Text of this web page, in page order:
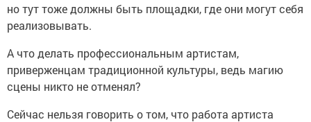
но тут тоже должны быть площадки, где они могут себя
реализовывать.
А что делать профессиональным артистам,
приверженцам традиционной культуры, ведь магию
сцены никто не отменял?
Сейчас нельзя говорить о том, что работа артиста